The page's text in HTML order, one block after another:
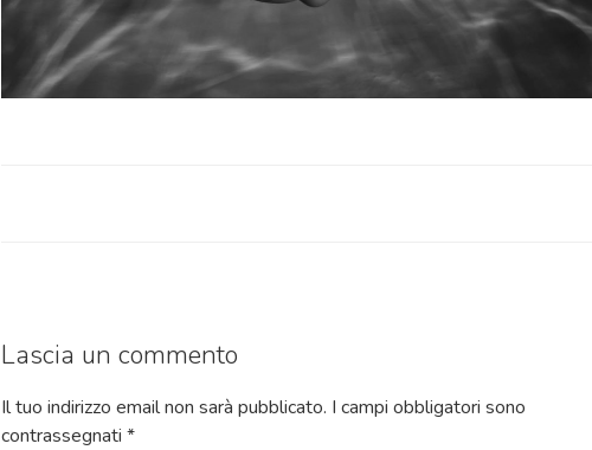
Lascia un commento
Il tuo indirizzo email non sarà pubblicato. I campi obbligatori sono
contrassegnati *